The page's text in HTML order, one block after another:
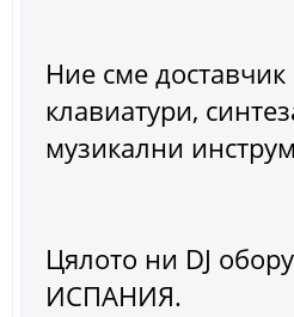
Ние сме
клавиатури,
музикални
Цялото ни DJ
ИСПАНИЯ.